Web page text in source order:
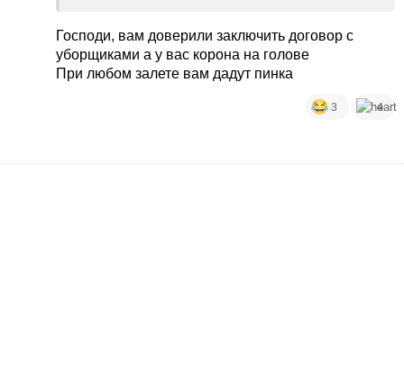
Господи, вам доверили заключить договор с
уборщиками а у вас корона на голове
При любом залете вам дадут пинка
3 4